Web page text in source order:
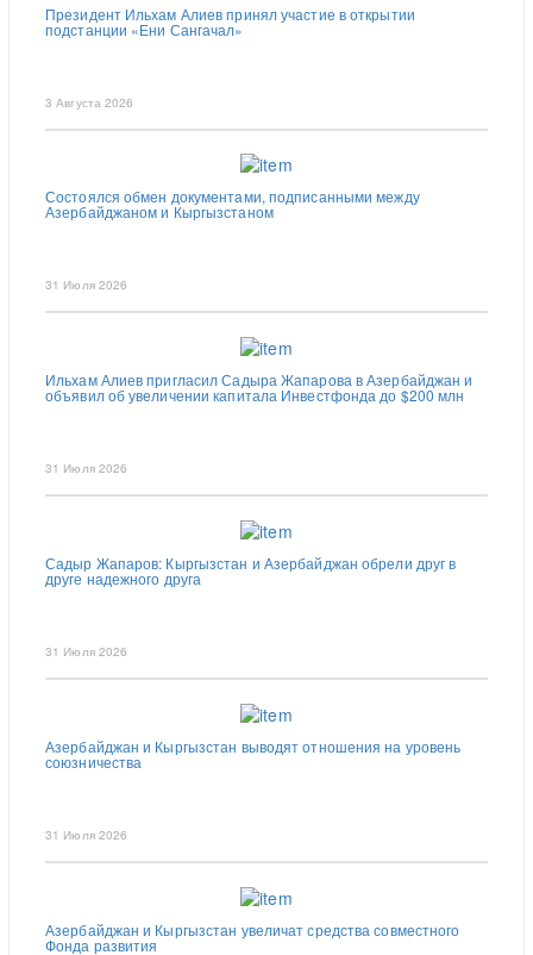
Президент Ильхам Алиев принял участие в открытии
подстанции «Ени Сангачал»
3 Августа 2026
Состоялся обмен документами, подписанными между
Азербайджаном и Кыргызстаном
31 Июля 2026
Ильхам Алиев пригласил Садыра Жапарова в Азербайджан и
объявил об увеличении капитала Инвестфонда до $200 млн
31 Июля 2026
Садыр Жапаров: Кыргызстан и Азербайджан обрели друг в
друге надежного друга
31 Июля 2026
Азербайджан и Кыргызстан выводят отношения на уровень
союзничества
31 Июля 2026
Азербайджан и Кыргызстан увеличат средства совместного
Фонда развития